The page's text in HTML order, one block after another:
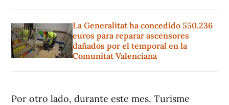
La Generalitat ha concedido 550.236
euros para reparar ascensores
dañados por el temporal en la
Comunitat Valenciana
Por otro lado, durante este mes, Turisme